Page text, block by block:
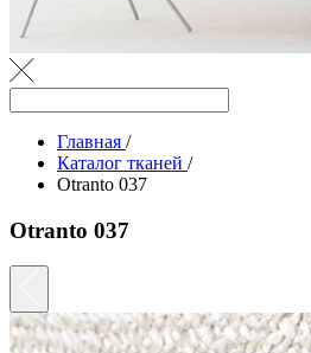
Главная /
Каталог тканей /
Otranto 037
Otranto 037